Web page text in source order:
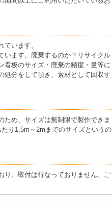
います。
います。廃棄するのか？リサイクル
看板のサイズ・廃棄の頻度・量等に
処分をして頂き、素材として回収す
ため、サイズは無制限で製作できま
り1.5m～2mまでのサイズというの
り、取付は行なっておりません。ご